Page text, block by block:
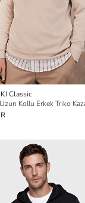
Classic
Kollu Erkek Triko